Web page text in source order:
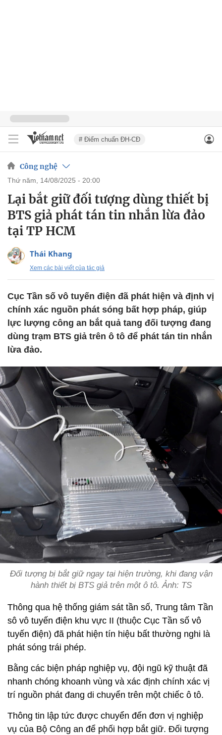
# Điểm chuẩn ĐH-CĐ
Công nghệ
thứ năm, 14/08/2025 - 20:00
Lại bắt giữ đối tượng dùng thiết bị
BTS giả phát tán tin nhắn lừa đảo
tại TP HCM
Thái Khang
Xem các bài viết của tác giả
Cục Tần số vô tuyến điện đã phát hiện và định vị
chính xác nguồn phát sóng bất hợp pháp, giúp
lực lượng công an bắt quả tang đối tượng đang
dùng trạm BTS giả trên ô tô để phát tán tin nhắn
lừa đảo.
Đối tượng bị bắt giữ ngay tại hiện trường, khi đang vận
hành thiết bị BTS giả trên một ô tô. Ảnh: TS
Thông qua hệ thống giám sát tần số, Trung tâm Tần
sô vô tuyến điện khu vực II (thuộc Cục Tần số vô
tuyến điện) đã phát hiện tín hiệu bất thường nghi là
phát sóng trái phép.
Bằng các biện pháp nghiệp vụ, đội ngũ kỹ thuật đã
nhanh chóng khoanh vùng và xác định chính xác vị
trí nguồn phát đang di chuyển trên một chiếc ô tô.
Thông tin lập tức được chuyển đến đơn vị nghiệp
vụ của Bộ Công an để phối hợp bắt giữ. Đối tượng